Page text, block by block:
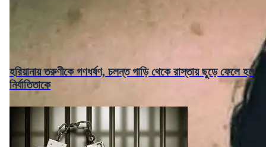
হরিয়ানায় তরুণীকে গণধর্ষণ, চলন্ত গাড়ি থেকে রাস্তায় ছুড়ে ফেলে হল
নির্যাতিতাকে